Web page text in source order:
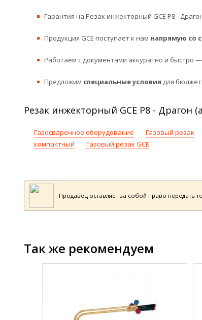
Гарантия на Резак инжекторный GCE P8 -
Продукция GCE поступает к нам напрямую со
Работаем с документами аккуратно и быстро —
Предложим специальные условия для
Резак инжекторный GCE P8 - Драгон
Газосварочное оборудование Газовый резак
компактный
Газовый резак GCE
Продавец оставляет за собой право передать
Так же рекомендуем